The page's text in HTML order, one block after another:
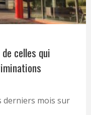
celles qui
derniers mois sur